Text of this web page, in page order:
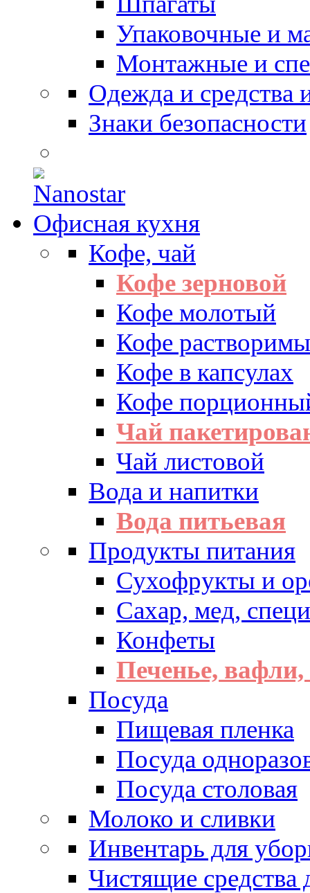
Упаковочные и
Монтажные и
Одежда и средства
Знаки безопасности
Офисная кухня
Кофе, чай
Кофе зерновой
Кофе молотый
Кофе
Кофе в капсулах
Кофе
Чай
Чай листовой
Вода и напитки
Вода питьевая
Продукты питания
Сухофрукты и
Сахар, мед,
Конфеты
Печенье,
Посуда
Пищевая пленка
Посуда
Посуда столовая
Молоко и сливки
Инвентарь для
Чистящие средства